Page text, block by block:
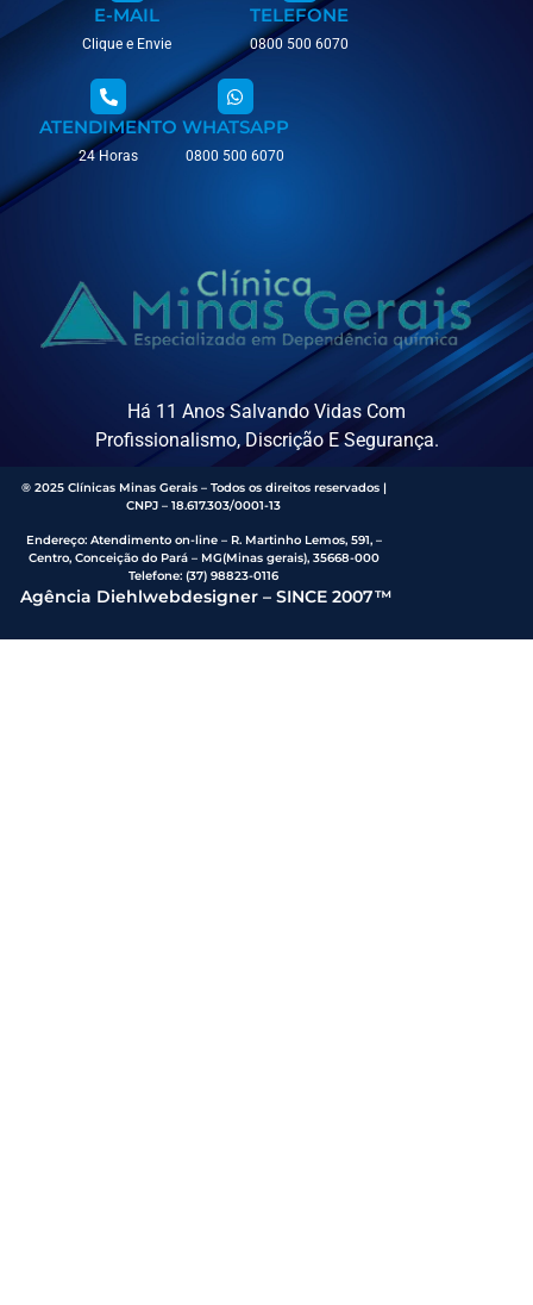
E-MAIL
Clique e Envie
TELEFONE
0800 500 6070
ATENDIMENTO
24 Horas
WHATSAPP
0800 500 6070
Há 11 Anos Salvando Vidas Com
Profissionalismo, Discrição E Segurança.
® 2025 Clínicas Minas Gerais – Todos os direitos reservados |
CNPJ – 18.617.303/0001-13
Endereço: Atendimento on-line – R. Martinho Lemos, 591, –
Centro, Conceição do Pará – MG(Minas gerais), 35668-000
Telefone:(37) 98823-0116
Agência Diehlwebdesigner – SINCE 2007™